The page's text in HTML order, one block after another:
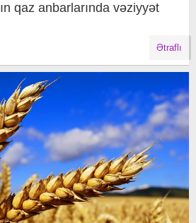
qaz anbarlarında vəziyyət
Ətraflı